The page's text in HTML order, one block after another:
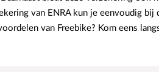
van ENRA kun je eenvoudig
van Freebike? Kom eens